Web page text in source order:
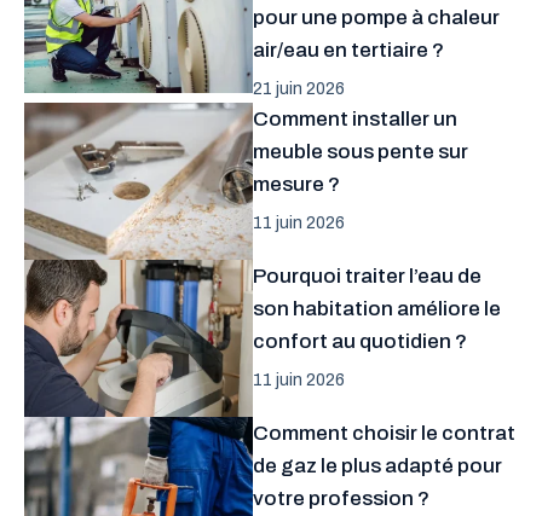
pour une pompe à chaleur
air/eau en tertiaire ?
21 juin 2026
Comment installer un
meuble sous pente sur
mesure ?
11 juin 2026
Pourquoi traiter l’eau de
son habitation améliore le
confort au quotidien ?
11 juin 2026
Comment choisir le contrat
de gaz le plus adapté pour
votre profession ?